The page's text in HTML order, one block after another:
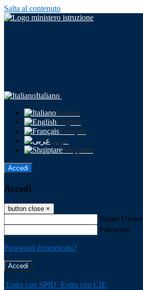
Salta al contenuto
Italiano
Italiano
English
Français
عربى
Shqiptare
Accedi
Accedi
button close ×
Nome Utente
Password
Password dimenticata?
-
Entra con SPID Entra con CIE